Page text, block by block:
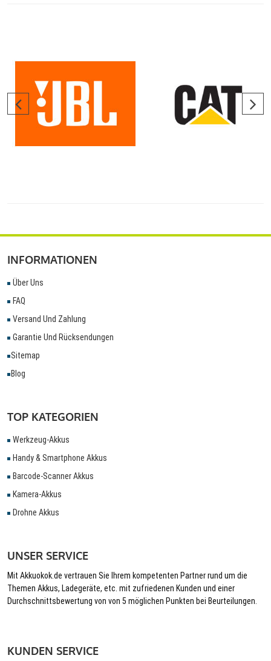
INFORMATIONEN
Über Uns
FAQ
Versand Und Zahlung
Garantie Und Rücksendungen
Sitemap
Blog
TOP KATEGORIEN
Werkzeug-Akkus
Handy & Smartphone Akkus
Barcode-Scanner Akkus
Kamera-Akkus
Drohne Akkus
UNSER SERVICE
Mit Akkuokok.de vertrauen Sie Ihrem kompetenten Partner rund um die
Themen Akkus, Ladegeräte, etc. mit zufriedenen Kunden und einer
Durchschnittsbewertung von von 5 möglichen Punkten bei Beurteilungen.
KUNDEN SERVICE